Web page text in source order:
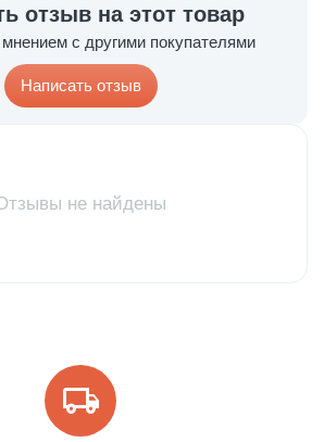
отзыв на этот товар
с другими покупателями
Написать отзыв
не найдены